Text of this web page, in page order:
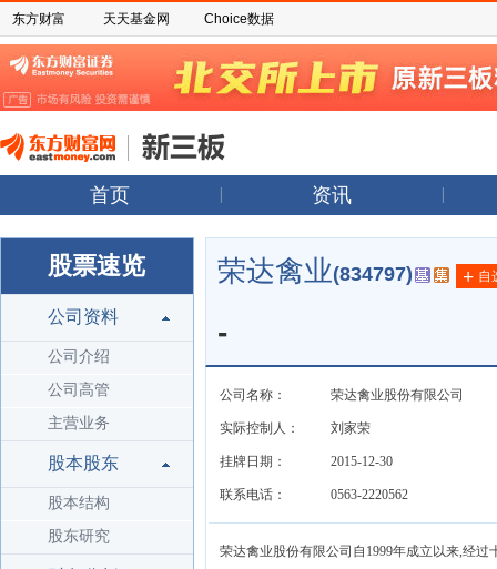
东方财富 天天基金网 Choice数据
首页 资讯
股票速览
公司资料
公司介绍
公司高管
主营业务
股本股东
股本结构
股东研究
荣达禽业(834797) + 自
-
公司名称： 荣达禽业股份有限公司
实际控制人： 刘家荣
挂牌日期： 2015-12-30
联系电话： 0563-2220562
荣达禽业股份有限公司自1999年成立以来,经